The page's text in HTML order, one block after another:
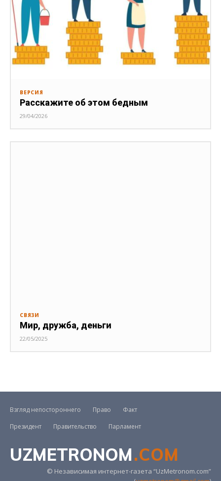
ВЕРСИЯ
Расскажите об этом бедным
29/04/2026
СВЯЗИ
Мир, дружба, деньги
22/05/2025
Взгляд непостороннего Право
Факт
Президент
Правительство Парламент
UZMETRONOM.COM
© Независимая интернет-газета “UzMetronom.com”